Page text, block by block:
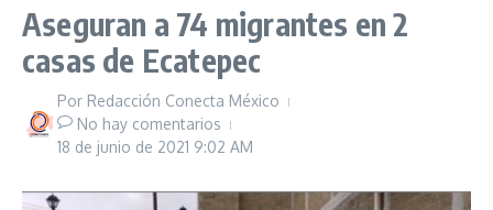
Aseguran a 74 migrantes en 2
casas de Ecatepec
Por Redacción Conecta México
No hay comentarios
18 de junio de 2021 9:02 AM